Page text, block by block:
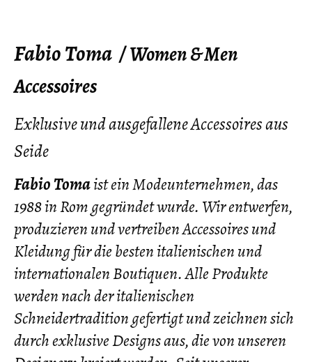
Fabio Toma /Women & Men
Accessoires
Exklusive und ausgefallene Accessoires aus
Seide
Fabio Tomaist ein Modeunternehmen, das
1988 in Rom gegründet wurde. Wir entwerfen,
produzieren und vertreiben Accessoires und
Kleidung für die besten italienischen und
internationalen Boutiquen. Alle Produkte
werden nach der italienischen
Schneidertradition gefertigt und zeichnen sich
durch exklusive Designs aus, die von unseren